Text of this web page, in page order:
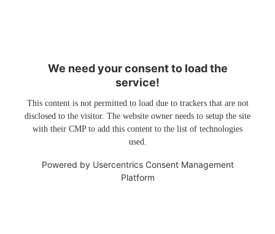
We need your consent to load the
service!
This content is not permitted to load due to trackers that are not
disclosed to the visitor. The website owner needs to setup the site
with their CMP to add this content to the list of technologies
used.
Powered by Usercentrics Consent Management
Platform